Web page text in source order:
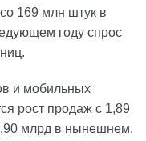
169 млн штук в
году спрос
и мобильных
рост продаж с 1,89
млрд в нынешнем.